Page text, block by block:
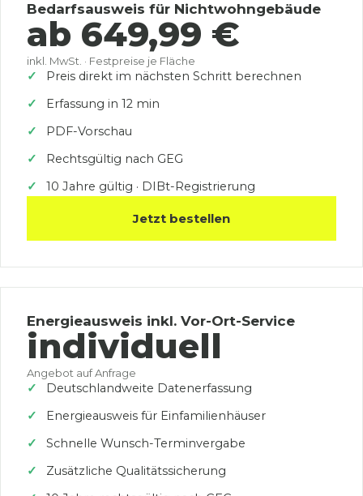
Bedarfsausweis für Nichtwohngebäude
ab 649,99 €
inkl. MwSt. · Festpreise je Fläche
Preis direkt im nächsten Schritt berechnen
Erfassung in 12 min
PDF-Vorschau
Rechtsgültig nach GEG
10 Jahre gültig · DIBt-Registrierung
Jetzt bestellen
Energieausweis inkl. Vor-Ort-Service
individuell
Angebot auf Anfrage
Deutschlandweite Datenerfassung
Energieausweis für Einfamilienhäuser
Schnelle Wunsch-Terminvergabe
Zusätzliche Qualitätssicherung